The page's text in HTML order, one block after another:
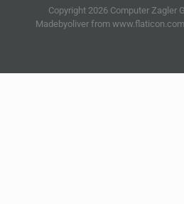
Copyright 2026 Computer Zagler
Madebyoliver from